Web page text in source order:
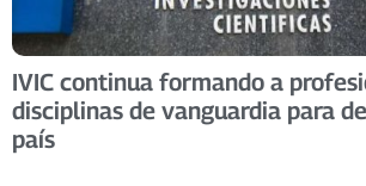
IVIC continua formando a
disciplinas de vanguardia para
país